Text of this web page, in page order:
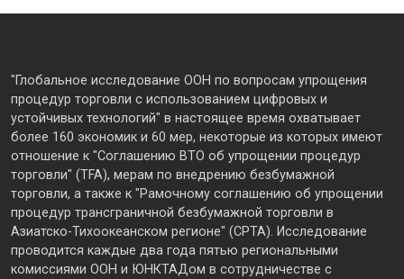
"Глобальное исследование ООН по вопросам упрощения
процедур торговли с использованием цифровых и
устойчивых технологий" в настоящее время охватывает
более 160 экономик и 60 мер, некоторые из которых имеют
отношение к "Соглашению ВТО об упрощении процедур
торговли" (TFA), мерам по внедрению безбумажной
торговли, а также к "Рамочному соглашению об упрощении
процедур трансграничной безбумажной торговли в
Азиатско-Тихоокеанском регионе" (CPTA). Исследование
проводится каждые два года пятью региональными
комиссиями ООН и ЮНКТАДом в сотрудничестве с